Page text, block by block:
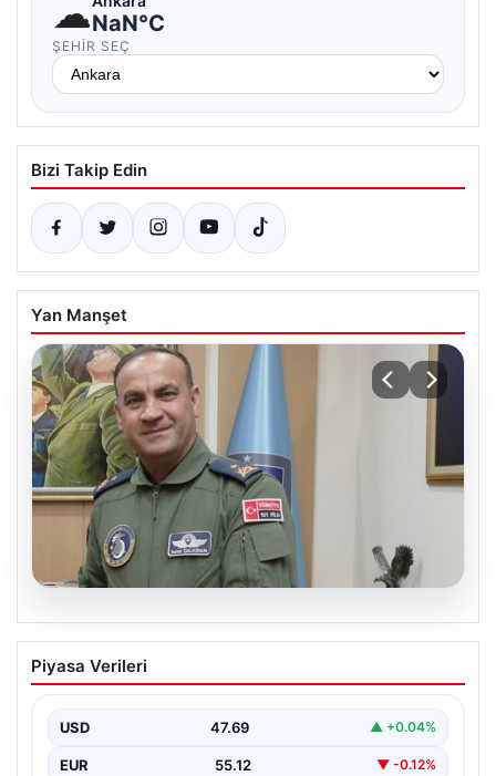
☁NaN°C
ŞEHIR SEÇ
Bizi Takip Edin
Yan Manşet
Rafet Dalkıran kimdir? Yeni Hava
Kuvvetleri Komutanı Rafet Dalkıran’ın
Piyasa Verileri
USD 47.69 ▲ +0.04%
EUR 55.12 ▼ -0.12%